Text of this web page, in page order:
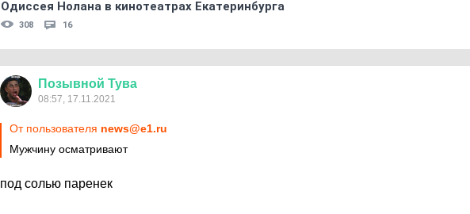
Одиссея Нолана в кинотеатрах Екатеринбурга
308 16
Позывной Тува
08:57, 17.11.2021
От пользователя news@e1.ru
Мужчину осматривают
под солью паренек